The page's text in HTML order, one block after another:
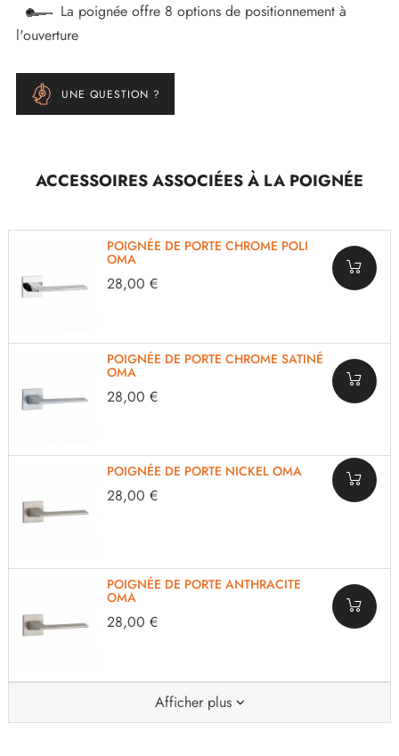
La poignée offre 8 options de positionnement à
l'ouverture
UNE QUESTION ?
ACCESSOIRES ASSOCIÉES À LA POIGNÉE
POIGNÉE DE PORTE CHROME POLI
OMA
28,00 €
POIGNÉE DE PORTE CHROME SATINÉ
OMA
28,00 €
POIGNÉE DE PORTE NICKEL OMA
28,00 €
POIGNÉE DE PORTE ANTHRACITE
OMA
28,00 €
Afficher plus